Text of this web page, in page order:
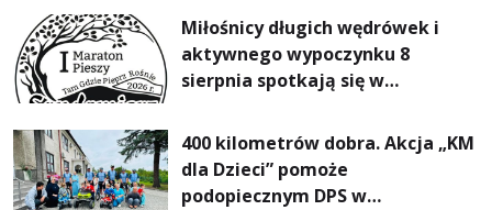
Miłośnicy długich wędrówek i
aktywnego wypoczynku 8
sierpnia spotkają się w
Pieszym „Tam Gdzie Pieprz
Rośnie”
400 kilometrów dobra. Akcja „KM
dla Dzieci” pomoże
podopiecznym DPS w